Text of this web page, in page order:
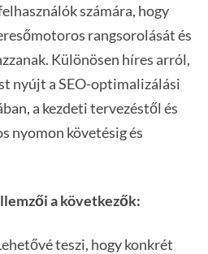
számára, hogy
rangsorolását és
Különösen híres arról,
nyújt a SEO-optimalizálási
a kezdeti tervezéstől és
nyomon követésig és
a következők:
teszi, hogy konkrét